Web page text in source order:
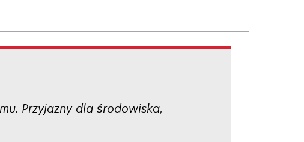
Przyjazny dla środowiska,